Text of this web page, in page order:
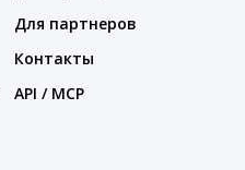
Для партнеров
Контакты
API / MCP